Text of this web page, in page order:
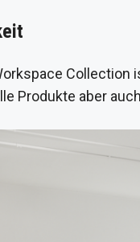
Produkte aber